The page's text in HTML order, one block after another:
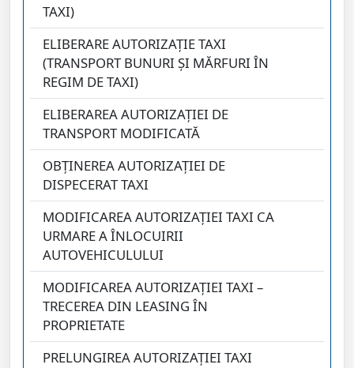
TAXI)
ELIBERARE AUTORIZAŢIE TAXI
(TRANSPORT BUNURI ŞI MĂRFURI ÎN
REGIM DE TAXI)
ELIBERAREA AUTORIZAŢIEI DE
TRANSPORT MODIFICATĂ
OBŢINEREA AUTORIZAŢIEI DE
DISPECERAT TAXI
MODIFICAREA AUTORIZAŢIEI TAXI CA
URMARE A ÎNLOCUIRII
AUTOVEHICULULUI
MODIFICAREA AUTORIZAŢIEI TAXI –
TRECEREA DIN LEASING ÎN
PROPRIETATE
PRELUNGIREA AUTORIZAŢIEI TAXI